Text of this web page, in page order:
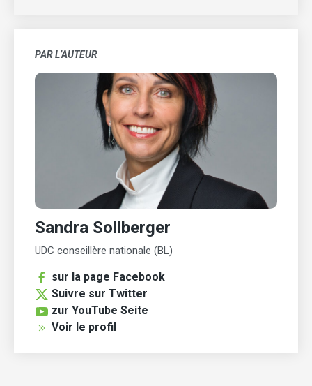
PAR L’AUTEUR
Sandra Sollberger
UDC conseillère nationale (BL)
sur la page Facebook
Suivre sur Twitter
zur YouTube Seite
Voir le profil